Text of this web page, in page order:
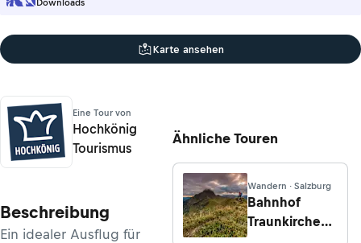
Downloads
Karte ansehen
Eine Tour von
Hochkönig
Tourismus
Beschreibung
Ein idealer Ausflug für
Ähnliche Touren
Wandern · Salzburg
Bahnhof
Traunkirchen -